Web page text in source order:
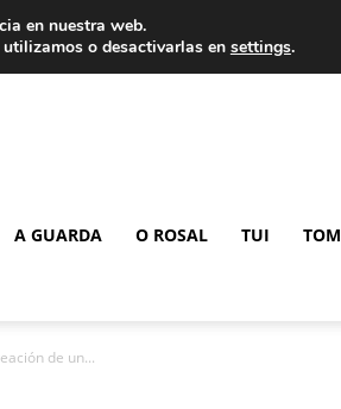
A GUARDA O ROSAL TUI
de un...
en nuestra web.
o desactivarlas en settings.